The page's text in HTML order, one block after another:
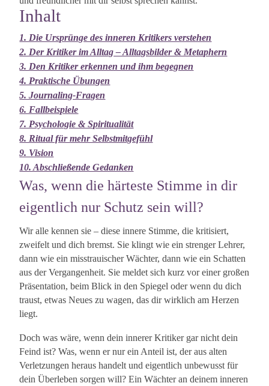
Inhalt
1. Die Ursprünge des inneren Kritikers verstehen
2. Der Kritiker im Alltag – Alltagsbilder & Metaphern
3. Den Kritiker erkennen und ihm begegnen
4. Praktische Übungen
5. Journaling-Fragen
6. Fallbeispiele
7. Psychologie & Spiritualität
8. Ritual für mehr Selbstmitgefühl
9. Vision
10. Abschließende Gedanken
Was, wenn die härteste Stimme in dir
eigentlich nur Schutz sein will?
Wir alle kennen sie – diese innere Stimme, die kritisiert,
zweifelt und dich bremst. Sie klingt wie ein strenger Lehrer,
dann wie ein misstrauischer Wächter, dann wie ein Schatten
aus der Vergangenheit. Sie meldet sich kurz vor einer großen
Präsentation, beim Blick in den Spiegel oder wenn du dich
traust, etwas Neues zu wagen, das dir wirklich am Herzen
liegt.
Doch was wäre, wenn dein innerer Kritiker gar nicht dein
Feind ist? Was, wenn er nur ein Anteil ist, der aus alten
Verletzungen heraus handelt und eigentlich unbewusst für
dein Überleben sorgen will? Ein Wächter an deinem inneren